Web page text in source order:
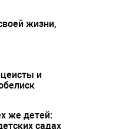
жизни,
и
же детей:
садах